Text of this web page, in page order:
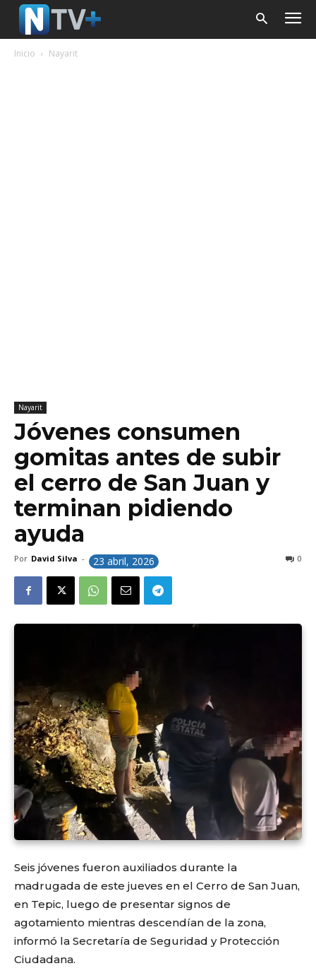
Inicio Nayarit
Nayarit
Jóvenes consumen
gomitas antes de subir
el cerro de San Juan y
terminan pidiendo
ayuda
Por David Silva - 23 abril, 2026 0
Seis jóvenes fueron auxiliados durante la
madrugada de este jueves en el Cerro de San Juan,
en Tepic, luego de presentar signos de
agotamiento mientras descendían de la zona,
informó la Secretaría de Seguridad y Protección
Ciudadana.